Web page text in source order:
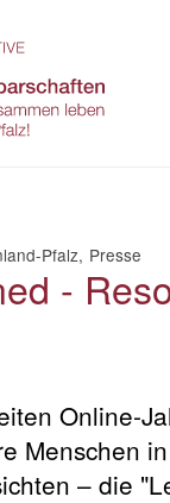
Pfalz Presse
-
Online-
Menschen
– die